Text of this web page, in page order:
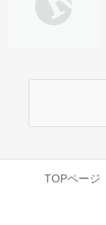
TOPページ